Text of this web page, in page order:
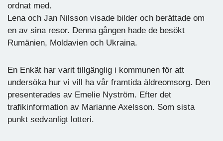
ordnat med.
Lena och Jan Nilsson visade bilder och berättade om
en av sina resor. Denna gången hade de besökt
Rumänien, Moldavien och Ukraina.
En Enkät har varit tillgänglig i kommunen för att
undersöka hur vi vill ha vår framtida äldreomsorg. Den
presenterades av Emelie Nyström. Efter det
trafikinformation av Marianne Axelsson. Som sista
punkt sedvanligt lotteri.